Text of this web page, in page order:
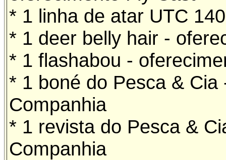
* 1 linha de atar UTC
* 1 deer belly hair -
* 1 flashabou -
* 1 boné do Pesca &
Companhia
* 1 revista do Pesca &
Companhia